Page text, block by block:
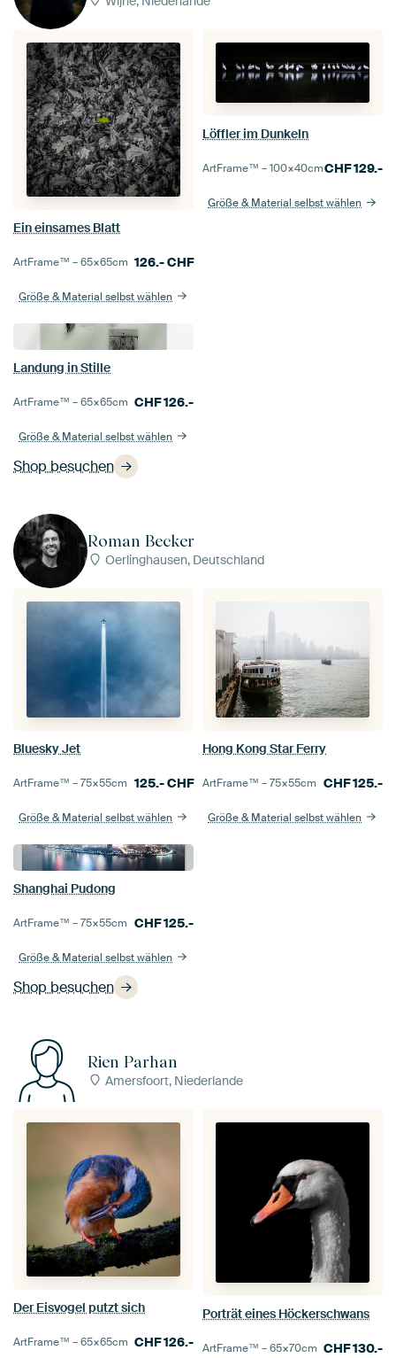
Shop besuchen
Ein einsames Blatt
ArtFrame™ –65×65cm 126.-CHF
Größe & Material selbst wählen
Löffler im Dunkeln
ArtFrame™ –100×40cmCHF129.-
Größe & Material selbst wählen
Landung in Stille
ArtFrame™ –65×65cm CHF126.-
Größe & Material selbst wählen
Roman Becker
Oerlinghausen, Deutschland
Shop besuchen
Bluesky Jet
ArtFrame™ –75×55cm 125.-CHF
Größe & Material selbst wählen
Hong Kong Star Ferry
ArtFrame™ –75×55cm CHF125.-
Größe & Material selbst wählen
Shanghai Pudong
ArtFrame™ –75×55cm CHF125.-
Größe & Material selbst wählen
Rien Parhan
Amersfoort, Niederlande
Der Eisvogel putzt sich
ArtFrame™ –65×65cm CHF126.-
Porträt eines Höckerschwans
ArtFrame™ –65×70cm CHF130.-